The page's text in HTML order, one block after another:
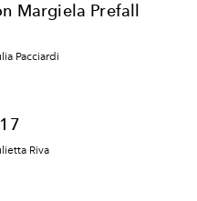
Margiela Prefall
Pacciardi
Riva